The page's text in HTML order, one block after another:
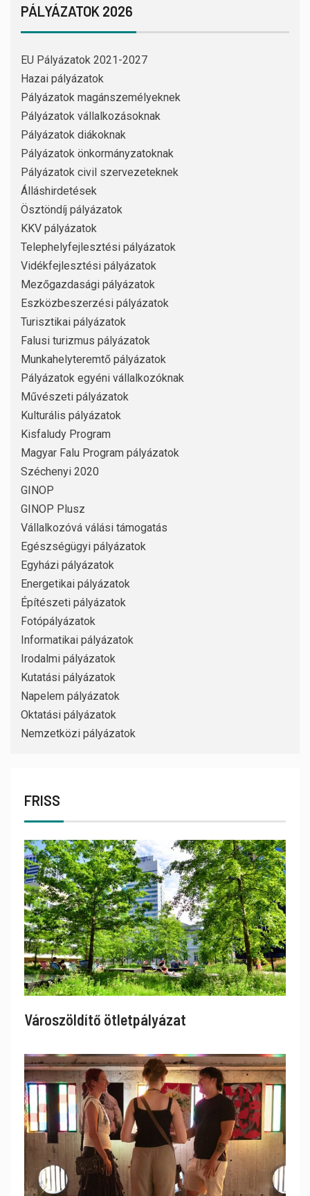
PÁLYÁZATOK 2026
EU Pályázatok 2021-2027
Hazai pályázatok
Pályázatok magánszemélyeknek
Pályázatok vállalkozásoknak
Pályázatok diákoknak
Pályázatok önkormányzatoknak
Pályázatok civil szervezeteknek
Álláshirdetések
Ösztöndíj pályázatok
KKV pályázatok
Telephelyfejlesztési pályázatok
Vidékfejlesztési pályázatok
Mezőgazdasági pályázatok
Eszközbeszerzési pályázatok
Turisztikai pályázatok
Falusi turizmus pályázatok
Munkahelyteremtő pályázatok
Pályázatok egyéni vállalkozóknak
Művészeti pályázatok
Kulturális pályázatok
Kisfaludy Program
Magyar Falu Program pályázatok
Széchenyi 2020
GINOP
GINOP Plusz
Vállalkozóvá válási támogatás
Egészségügyi pályázatok
Egyházi pályázatok
Energetikai pályázatok
Építészeti pályázatok
Fotópályázatok
Informatikai pályázatok
Irodalmi pályázatok
Kutatási pályázatok
Napelem pályázatok
Oktatási pályázatok
Nemzetközi pályázatok
FRISS
Városzöldítő ötletpályázat